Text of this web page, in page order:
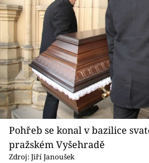
Pohřeb se konal v bazilice
pražském Vyšehradě
Zdroj: Jiří Janoušek